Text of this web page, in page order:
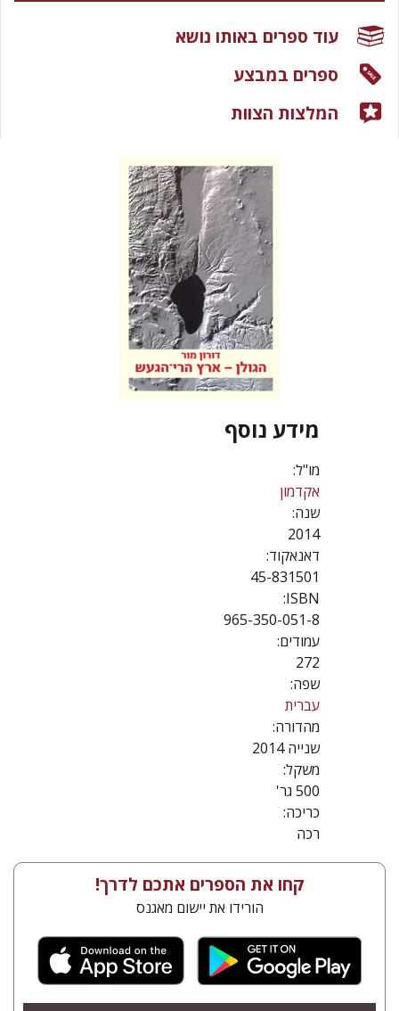
מידע נוסף
מו"ל:
אקדמון
שנה:
2014
דאנאקוד:
45-831501
ISBN:
965-350-051-8
עמודים:
272
שפה:
עברית
מהדורה:
שנייה 2014
משקל:
500 גר'
כריכה:
רכה
עוד ספרים באותו נושא
ספרים במבצע
המלצות הצוות
קחו את הספרים אתכם לדרך!
הורידו את יישום מאגנס